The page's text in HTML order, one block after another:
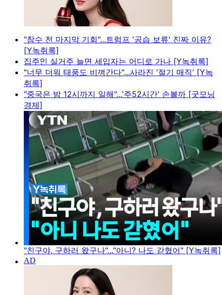
"참수 전 마지막 기회"...트럼프 '공습 보류' 진짜 이유?
[Y녹취록]
집주인 실거주 늘면 세입자는 어디로 가나 [Y녹취록]
"너무 더워 태풍도 비껴간다"...사라진 '절기 매직' [Y녹
취록]
"중국은 밤 12시까지 일해"...'주52시간' 손볼까 [굿모닝
경제]
"친구야, 구하러 왔구나"..."아니? 나도 갇혔어" [Y녹취록]